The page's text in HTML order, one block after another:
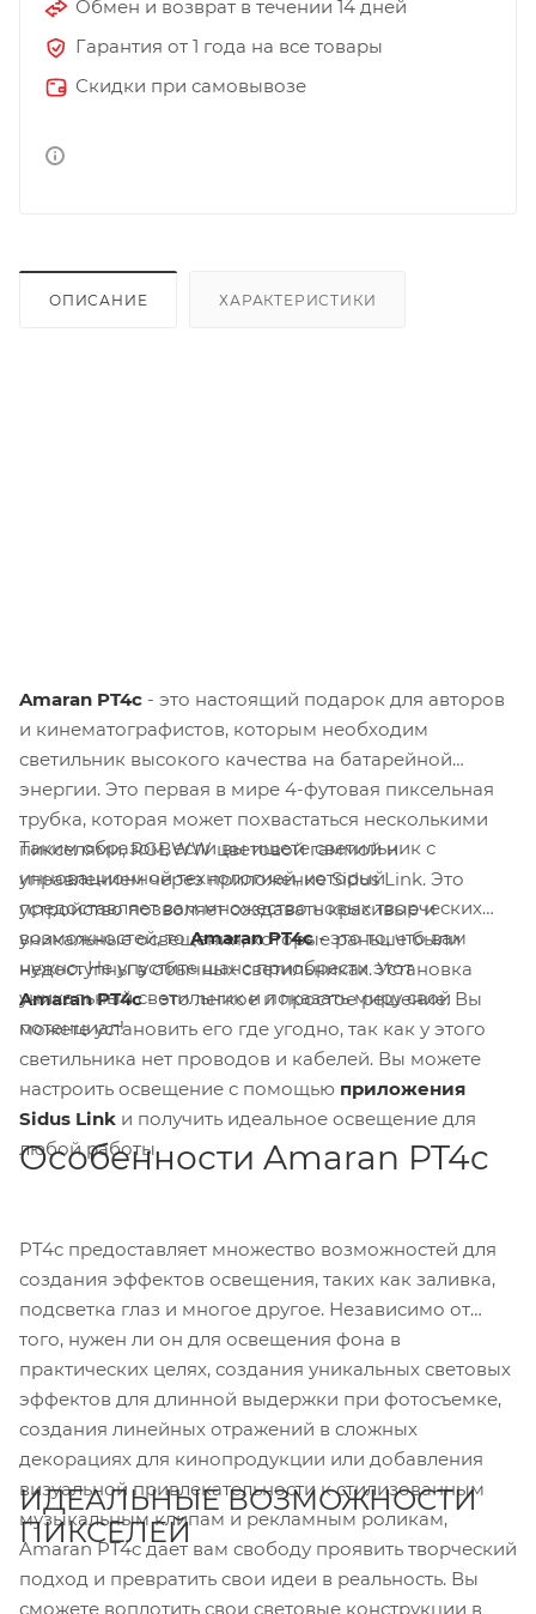
Обмен и возврат в течении 14 дней
Гарантия от 1 года на все товары
Скидки при самовывозе
ОПИСАНИЕ ХАРАКТЕРИСТИКИ
Amaran PT4c - это настоящий подарок для авторов
и кинематографистов, которым необходим
светильник высокого качества на батарейной
энергии. Это первая в мире 4-футовая пиксельная
трубка, которая может похвастаться несколькими
пикселями, RGBWW цветовой гаммой и
управлением через приложение Sidus Link. Это
устройство позволяет создавать красивые и
уникальные освещения, которые раньше были
недоступны в обычных светильниках. Установка
Amaran PT4c- это легкое и простое решение. Вы
можете установить его где угодно, так как у этого
светильника нет проводов и кабелей. Вы можете
настроить освещение с помощью приложения
Sidus Link и получить идеальное освещение для
любой работы.
Таким образом, если вы ищете светильник с
инновационной технологией, который
предоставляет вам множество новых творческих
возможностей, тоAmaran PT4c- это то, что вам
нужно. Не упустите шанс приобрести этот
уникальный светильник и показать миру свой
потенциал!
Особенности Amaran PT4c
PT4c предоставляет множество возможностей для
создания эффектов освещения, таких как заливка,
подсветка глаз и многое другое. Независимо от
того, нужен ли он для освещения фона в
практических целях, создания уникальных световых
эффектов для длинной выдержки при фотосъемке,
создания линейных отражений в сложных
декорациях для кинопродукции или добавления
визуальной привлекательности к стилизованным
музыкальным клипам и рекламным роликам,
Amaran PT4c дает вам свободу проявить творческий
подход и превратить свои идеи в реальность. Вы
сможете воплотить свои световые конструкции в
ИДЕАЛЬНЫЕ ВОЗМОЖНОСТИ
ПИКСЕЛЕЙ